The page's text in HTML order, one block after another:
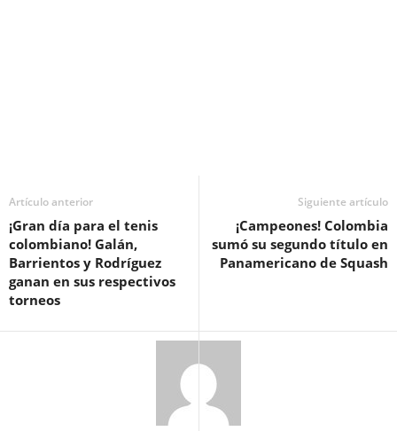
Artículo anterior
¡Gran día para el tenis
colombiano! Galán,
Barrientos y Rodríguez
ganan en sus respectivos
torneos
Siguiente artículo
¡Campeones! Colombia
sumó su segundo título en
Panamericano de Squash